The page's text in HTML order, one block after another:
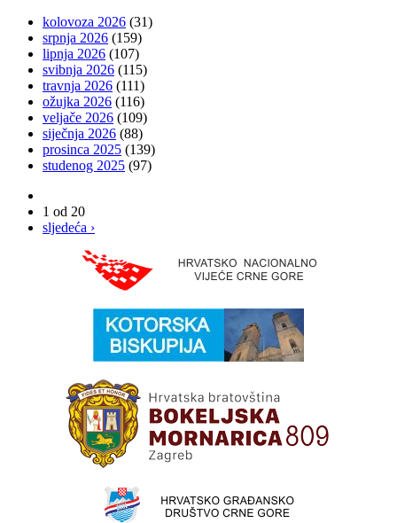
kolovoza 2026 (31)
srpnja 2026 (159)
lipnja 2026 (107)
svibnja 2026 (115)
travnja 2026 (111)
ožujka 2026 (116)
veljače 2026 (109)
siječnja 2026 (88)
prosinca 2025 (139)
studenog 2025 (97)
1 od 20
sljedeća ›